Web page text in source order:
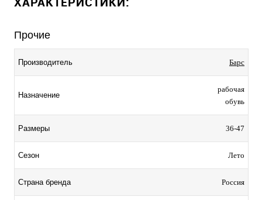
Прочие
Производитель Барс
Назначение
рабочая
обувь
Размеры 36-47
Сезон Лето
Страна бренда Россия